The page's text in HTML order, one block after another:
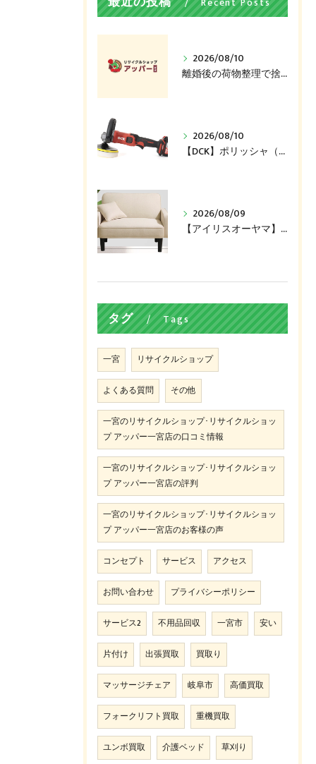
2026/08/10
離婚後の荷物整理で捨てる前に確認、買取できる品とは
2026/08/10
【DCK】ポリッシャ（KDSP02-180）買い取ります！
2026/08/09
【アイリスオーヤマ】ソファ（DRSB-1S）買い取ります！
タグ Tags
一宮 リサイクルショップ
よくある質問 その他
一宮のリサイクルショップ･リサイクルショッ
プ アッパー一宮店の口コミ情報
一宮のリサイクルショップ･リサイクルショッ
プ アッパー一宮店の評判
一宮のリサイクルショップ･リサイクルショッ
プ アッパー一宮店のお客様の声
コンセプト サービス アクセス
お問い合わせ プライバシーポリシー
サービス2 不用品回収 一宮市 安い
片付け 出張買取 買取り
マッサージチェア 岐阜市 高価買取
フォークリフト買取 重機買取
ユンボ買取 介護ベッド 草刈り